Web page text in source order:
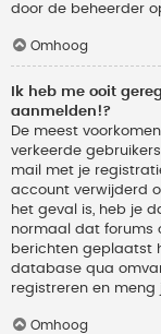
door de beheerder
Omhoog
Ik heb me ooit
aanmelden!?
De meest
verkeerde
mail met je
account verwijderd
het geval is, heb je
normaal dat forums
berichten geplaatst
database qua
registreren en meng
Omhoog